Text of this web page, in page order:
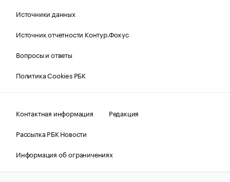
Источники данных
Источник отчетности Контур.Фокус
Вопросы и ответы
Политика Cookies РБК
Контактная информация
Редакция
Рассылка РБК Новости
Информация об ограничениях
Правовая информация
О соблюдении авторских прав